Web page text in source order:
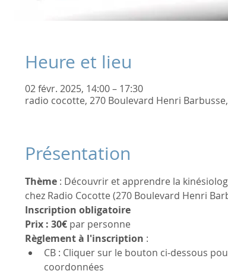
Heure et lieu
02 févr. 2025, 14:00 – 17:30
radio cocotte, 270 Boulevard Henri
Présentation
Thème : Découvrir et apprendre la
chez Radio Cocotte (270 Boulevard Henri
Inscription obligatoire
Prix : 30€ par personne
Règlement à l'inscription :
CB : Cliquer sur le bouton ci-dessous
coordonnées